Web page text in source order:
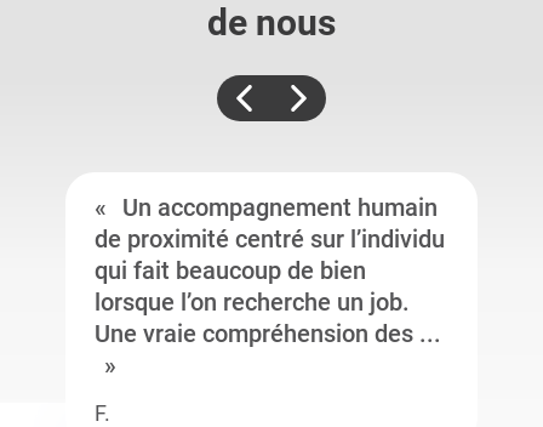
de nous
Un accompagnement humain
de proximité centré sur l’individu
qui fait beaucoup de bien
lorsque l’on recherche un job.
Une vraie compréhension des ...
F.